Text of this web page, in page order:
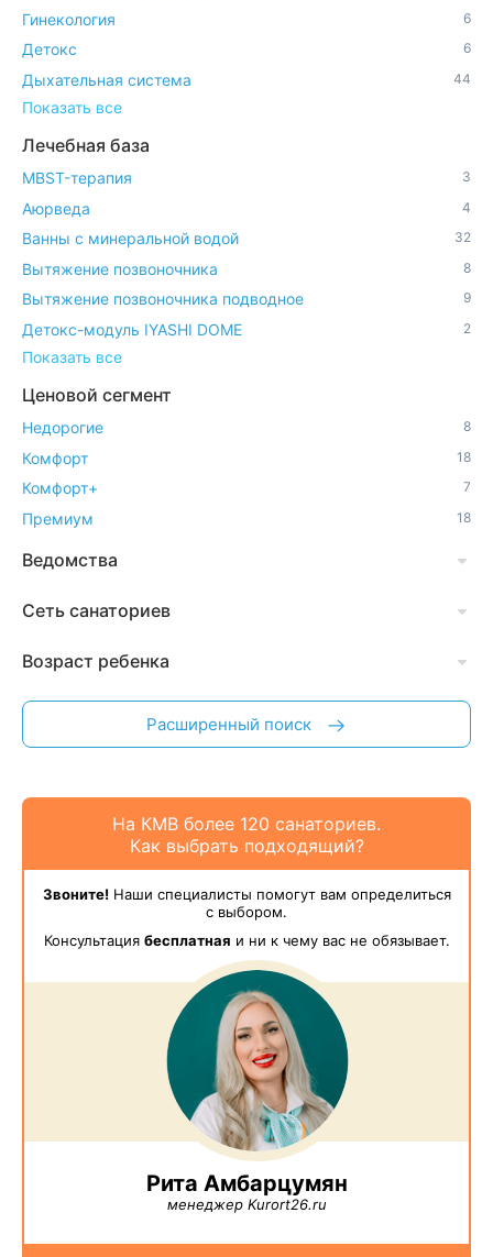
Гинекология 6
Детокс 6
Дыхательная система 44
Показать все
Лечебная база
MBST-терапия 3
Аюрведа 4
Ванны с минеральной водой 32
Вытяжение позвоночника 8
Вытяжение позвоночника подводное 9
Детокс-модуль IYASHI DOME 2
Показать все
Ценовой сегмент
Недорогие 8
Комфорт 18
Комфорт+ 7
Премиум 18
Ведомства
Сеть санаториев
Возраст ребенка
Расширенный поиск
На КМВ более 120 санаториев.
Как выбрать подходящий?
Звоните!Наши специалисты помогут вам определиться
с выбором.
Консультация бесплатная и ни к чему вас не обязывает.
Рита Амбарцумян
менеджер Kurort26.ru